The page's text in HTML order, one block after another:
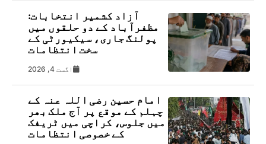
آزاد کشمیر انتخابات:
مظفرآباد کے دو حلقوں میں
پولنگ جاری، سیکیورٹی کے
سخت انتظامات
اگست 4, 2026
امام حسین رضی اللہ عنہ کے
چہلم کے موقع پر آج ملک بھر
میں جلوس، کراچی میں ٹریفک
کے خصوصی انتظامات